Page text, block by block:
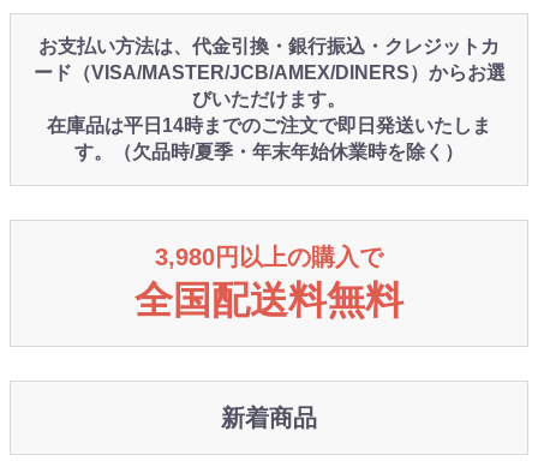
お支払い方法は、代金引換・銀行振込・クレジットカ
ード（VISA/MASTER/JCB/AMEX/DINERS）からお選
びいただけます。
在庫品は平日14時までのご注文で即日発送いたしま
す。（欠品時/夏季・年末年始休業時を除く）
3,980円以上の購入で
全国配送料無料
新着商品